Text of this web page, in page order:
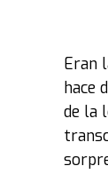
Eran
hace
de la